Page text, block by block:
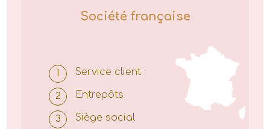
Société française
Service client
Entrepôts
Siège social